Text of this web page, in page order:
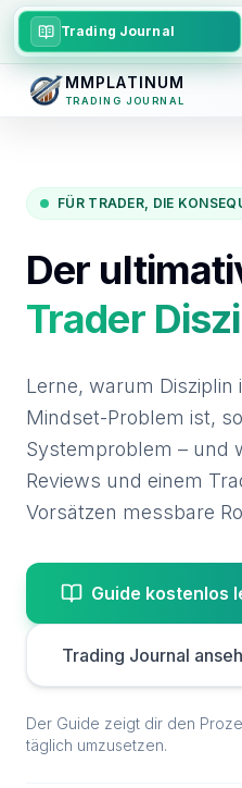
Trading Journal
MMPLATINUM
TRADING JOURNAL
FÜR TRADER, DIE
Der
Trader
Lerne, warum Disziplin
Mindset-Problem ist,
Systemproblem – und
Reviews und einem
Vorsätzen messbare
Guide kostenlos
Trading Journal
Der Guide zeigt dir den
täglich umzusetzen.